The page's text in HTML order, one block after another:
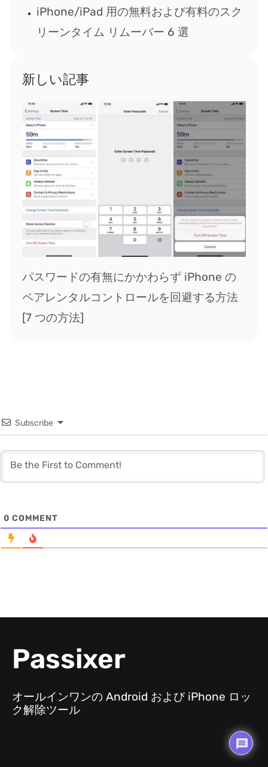
iPhone/iPad 用の無料および有料のスク
リーンタイム リムーバー 6 選
新しい記事
パスワードの有無にかかわらず iPhone の
ペアレンタルコントロールを回避する方法
[7 つの方法]
Subscribe
0 COMMENT
Passixer
オールインワンの Android および iPhone ロッ
ク解除ツール